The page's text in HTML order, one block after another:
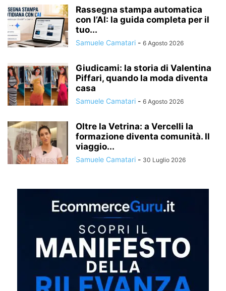
Rassegna stampa automatica
con l’AI: la guida completa per il
tuo...
Samuele Camatari - 6 Agosto 2026
Giudicami: la storia di Valentina
Piffari, quando la moda diventa
casa
Samuele Camatari - 6 Agosto 2026
Oltre la Vetrina: a Vercelli la
formazione diventa comunità. Il
viaggio...
Samuele Camatari - 30 Luglio 2026